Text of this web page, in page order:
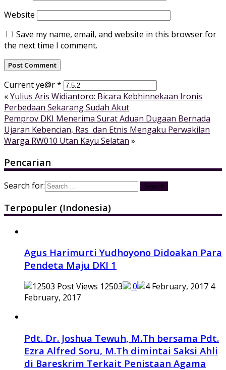
Website
Save my name, email, and website in this browser for
the next time I comment.
Current ye@r*
«Yulius Aris Widiantoro: Bicara Kebhinnekaan Ironis
Perbedaan Sekarang Sudah Akut
Pemprov DKI Menerima Surat Aduan Dugaan Bernada
Ujaran Kebencian, Ras dan Etnis Mengaku Perwakilan
Warga RW010 Utan Kayu Selatan »
Pencarian
Search for:
Terpopuler (Indonesia)
Agus Harimurti Yudhoyono Didoakan Para
Pendeta Maju DKI 1
12503 0
4
February, 2017
Pdt. Dr. Joshua Tewuh, M.Th bersama Pdt.
Ezra Alfred Soru, M.Th dimintai Saksi Ahli
di Bareskrim Terkait Penistaan Agama